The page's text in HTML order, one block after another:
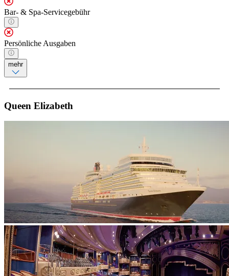
Bar- & Spa-Servicegebühr
Persönliche Ausgaben
mehr
Queen Elizabeth